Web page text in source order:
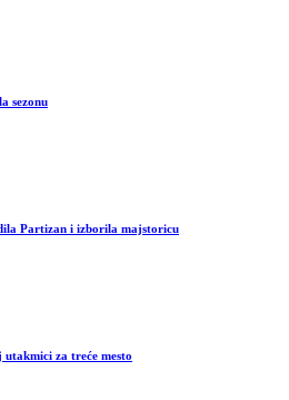
sezonu
Partizan i izborila majstoricu
za treće mesto